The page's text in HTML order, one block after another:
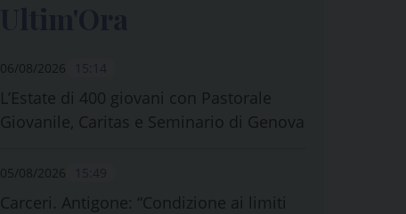
06/08/2026
L’Estate di 400 giovani con Pastorale
Giovanile, Caritas e Seminario di Genova
05/08/2026
Carceri. Antigone: “Condizione ai limiti